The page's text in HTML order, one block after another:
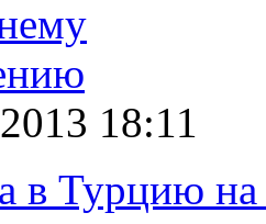
18:11
в Турцию на